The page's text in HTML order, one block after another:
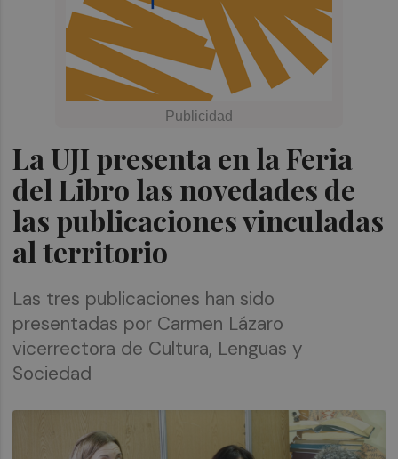
La UJI presenta en la Feria
del Libro las novedades de
las publicaciones vinculadas
al territorio
Las tres publicaciones han sido
presentadas por Carmen Lázaro
vicerrectora de Cultura, Lenguas y
Sociedad